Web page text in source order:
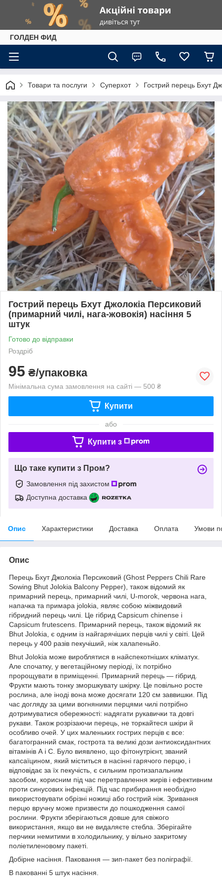
ГОЛДЕН ФИД
Товари та послуги Суперхот Гострий перець Бхут
Гострий перець Бхут Джолокіа Персиковий
(примарний чилі, нага-жовокія) насіння 5
штук
Готово до відправки
Роздріб
95 ₴/упаковка
Мінімальна сума замовлення на сайті — 500 ₴
Купити
або
Купити з
Що таке купити з Пром?
Замовлення під захистом
Доступна доставка
Опис Характеристики Доставка Оплата Умови
Опис
Перець Бхут Джолокіа Персиковий (Ghost Peppers Chili Rare
Sowing Bhut Jolokia Balcony Pepper), також відомий як
примарний перець, примарний чилі, U-morok, червона нага,
напачка та примара jolokia, являє собою міжвидовий
гібридний перець чилі. Це гібрид Capsicum chinense і
Capsicum frutescens. Примарний перець, також відомий як
Bhut Jolokia, є одним із найгарячіших перців чилі у світі. Цей
перець у 400 разів пекучіший, ніж халапеньйо.
Bhut Jolokia може вироблятися в найспекотніших кліматух.
Але спочатку, у вегетаційному періоді, їх потрібно
пророщувати в приміщенні. Примарний перець — гібрид.
Фрукти мають тонку зморшкувату шкірку. Це повільно росте
рослина, але іноді вона може досягати 120 см заввишки. Під
час догляду за цими вогняними перцями чилі потрібно
дотримуватися обережності: надягати рукавички та довгі
рукави. Також розрізаючи перець, не торкайтеся шкіри й
особливо очей. У цих маленьких гострих перців є все:
багатогранний смак, гострота та великі дози антиоксидантних
вітамінів А і С. Було виявлено, що фітонутрієнт, званий
капсаїцином, який міститься в насінні гарячого перцю, і
відповідає за їх пекучість, є сильним протизапальним
засобом, корисним під час перетравлення жирів і ефективним
проти синусових інфекцій. Під час прибирання необхідно
використовувати обрізні ножиці або гострий ніж. Зривання
перцю вручну може призвести до пошкодження самої
рослини. Фрукти зберігаються довше для свіжого
використання, якщо ви не видаляєте стебла. Зберігайте
перчики немитими в холодильнику, у вільно закритому
поліетиленовому пакеті.
Добірне насіння. Паковання — зип-пакет без поліграфії.
В пакованні 5 штук насіння.